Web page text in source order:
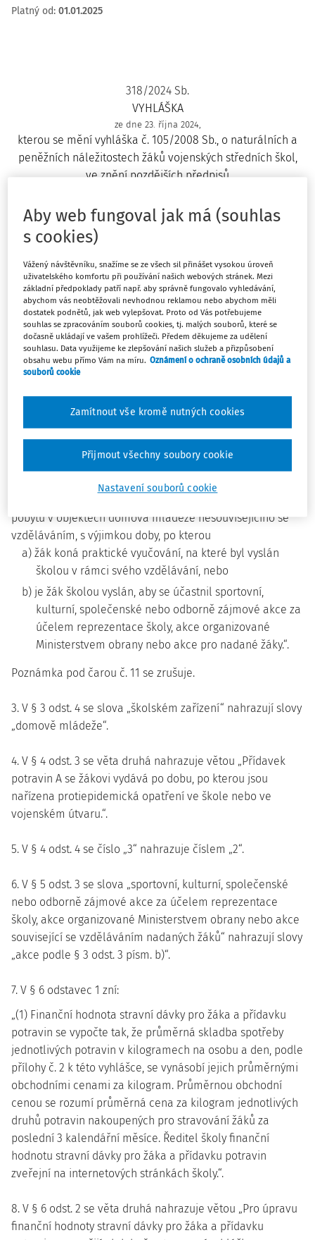
Platný od: 01.01.2025
318/2024 Sb.
VYHLÁŠKA
ze dne 23. října 2024,
kterou se mění vyhláška č. 105/2008 Sb., o naturálních a
peněžních náležitostech žáků vojenských středních škol,
ve znění pozdějších předpisů
Sb., o vojácích z povolání:
Vyhláška č. 105/2008 Sb., o naturálních a peněžních
náležitostech žáků vojenských středních škol, ve znění
vyhlášky č. 198/2010 Sb., vyhlášky č. 165/2014 Sb., vyhlášky
č. 155/2018 Sb. a vyhlášky č. 17/2020 Sb., se mění takto:
1. V § 1 odst. 3 se za slova „opakujícího se“ vkládá slovo
vkládají slova „jednorázového pololetního motivačního
2. V § 3 odstavec 3 zní:
„(3) Stravování se žákovi neposkytuje v době jeho
pobytu v objektech domova mládeže nesouvisejícího se
vzděláváním, s výjimkou doby, po kterou
a) žák koná praktické vyučování, na které byl vyslán
školou v rámci svého vzdělávání, nebo
b) je žák školou vyslán, aby se účastnil sportovní,
kulturní, společenské nebo odborně zájmové akce za
účelem reprezentace školy, akce organizované
Ministerstvem obrany nebo akce pro nadané žáky.“.
Poznámka pod čarou č. 11 se zrušuje.
3. V § 3 odst. 4 se slova „školském zařízení“ nahrazují slovy
„domově mládeže“.
4. V § 4 odst. 3 se věta druhá nahrazuje větou „Přídavek
potravin A se žákovi vydává po dobu, po kterou jsou
nařízena protiepidemická opatření ve škole nebo ve
vojenském útvaru.“.
5. V § 4 odst. 4 se číslo „3“ nahrazuje číslem „2“.
6. V § 5 odst. 3 se slova „sportovní, kulturní, společenské
nebo odborně zájmové akce za účelem reprezentace
školy, akce organizované Ministerstvem obrany nebo akce
související se vzděláváním nadaných žáků“ nahrazují slovy
„akce podle § 3 odst. 3 písm. b)“.
7. V § 6 odstavec 1 zní:
„(1) Finanční hodnota stravní dávky pro žáka a přídavku
potravin se vypočte tak, že průměrná skladba spotřeby
jednotlivých potravin v kilogramech na osobu a den, podle
přílohy č. 2 k této vyhlášce, se vynásobí jejich průměrnými
obchodními cenami za kilogram. Průměrnou obchodní
cenou se rozumí průměrná cena za kilogram jednotlivých
druhů potravin nakoupených pro stravování žáků za
poslední 3 kalendářní měsíce. Ředitel školy finanční
hodnotu stravní dávky pro žáka a přídavku potravin
zveřejní na internetových stránkách školy.“.
8. V § 6 odst. 2 se věta druhá nahrazuje větou „Pro úpravu
finanční hodnoty stravní dávky pro žáka a přídavku
Aby web fungoval jak má (souhlas
s cookies)
Vážený návštěvníku, snažíme se ze všech sil přinášet vysokou úroveň
uživatelského komfortu při používání našich webových stránek. Mezi
základní předpoklady patří např. aby správně fungovalo vyhledávání,
abychom vás neobtěžovali nevhodnou reklamou nebo abychom měli
dostatek podnětů, jak web vylepšovat. Proto od Vás potřebujeme
souhlas se zpracováním souborů cookies, tj. malých souborů, které se
dočasně ukládají ve vašem prohlížeči. Předem děkujeme za udělení
souhlasu. Data využijeme ke zlepšování našich služeb a přizpůsobení
obsahu webu přímo Vám na míru. Oznámení o ochraně osobních údajů a
souborů cookie
Nastavení souborů cookie
Zamítnout vše kromě nutných cookies
Přijmout všechny soubory cookie